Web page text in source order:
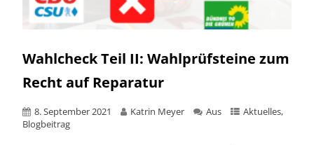
Wahlcheck Teil II: Wahlprüfsteine zum
Recht auf Reparatur
8. September 2021 Katrin Meyer Aus Aktuelles,
Blogbeitrag